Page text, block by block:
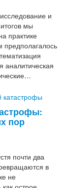
и
мы
практике
предполагалось
аналитическая
пор
почти два
в
не